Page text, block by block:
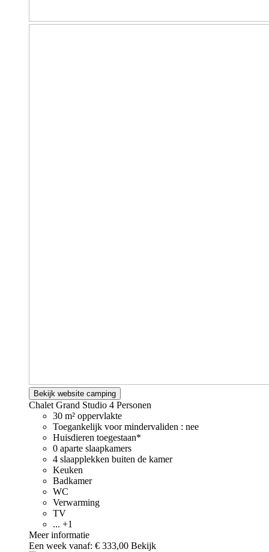
Bekijk website camping
Chalet Grand Studio 4 Personen
30 m² oppervlakte
Toegankelijk voor mindervaliden : nee
Huisdieren toegestaan*
0 aparte slaapkamers
4 slaapplekken buiten de kamer
Keuken
Badkamer
WC
Verwarming
TV
... +1
Meer informatie
Een week vanaf: € 333,00 Bekijk